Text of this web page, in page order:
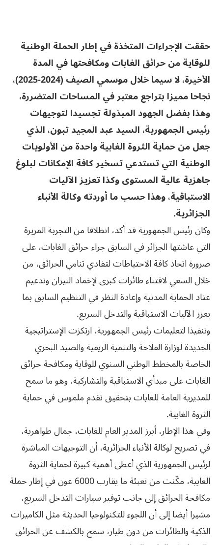
حققت الإجراءات المتخذة في إطار الحملة الوطنية
للوقاية من حرائق الغابات ومكافحتها في المدة
الأخيرة، لا سيما خلال موسمي الصيف (2024-2025)،
نجاحا مميزا بتراجع معتبر في المساحات المتضررة،
وهذا بفضل الجهود المبذولة تجسيدا لتوجيهات
رئيس الجمهورية، السيد عبد المجيد تبون، الذي
جعل من حماية الثروة الغابية واحدة من الأولويات
الوطنية التي تستدعي تسخير كافة الإمكانات لبلوغ
جاهزية عالية المستوى وكذا تعزيز الآليات
الاستباقية، وهذا حسب ما أوردته وكالة الأنباء
الجزائرية.
وكان رئيس الجمهورية قد أكد، انطلاقا من التجربة المريرة
التي عاشتها الجزائر في السابق جراء حرائق الغابات، على
ضرورة اتخاذ كافة الاحتياطات لتفادي تنامي الحرائق، من
خلال السعي لاقتناء طائرات كبرى لإخماد النيران وتدعيم
عتاد الحماية المدنية وإعادة النظر في التنظيم السابق بما
يعزز الآليات الاستباقية والتدخل السريع.
وتنفيذا لتعليمات رئيس الجمهورية، ارتكزت الإستراتيجية
الجديدة لوزارة الفلاحة والتنمية الريفية والصيد البحري
الخاصة بالمخطط الوطني السنوي للوقاية ومكافحة حرائق
الغابات على مبدأي الاستباقية والتشاركية، وهو ما سمح
للمديرية العامة للغابات بتحقيق تقدم ملموس في حماية
الثروة الغابية.
وفي هذا الإطار، أبرز المدير العام للغابات، جمال طواهرية،
في تصريح لوكالة الأنباء الجزائرية، أن التوجيهات المباشرة
لرئيس الجمهورية الذي أعطى أهمية كبيرة لحماية الثروة
الغابية، مكّنت من تعبئة ما يقارب 6000 عون في إطار حملة
مكافحة الحرائق إلى جانب توفير سيارات التدخل السريع،
مشيرا أيضا إلى أن اللجوء للتكنولوجيا الحديثة مثل الكاميرات
الذكية والطائرات من دون طيار، سمح بالكشف عن الحرائق